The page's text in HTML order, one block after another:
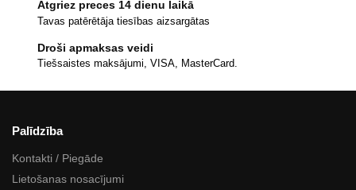
Atgriez preces 14 dienu laikā
Tavas patērētāja tiesības aizsargātas
Droši apmaksas veidi
Tiešsaistes maksājumi, VISA, MasterCard.
Palīdzība
Kontakti / Piegāde
Lietošanas nosacījumi